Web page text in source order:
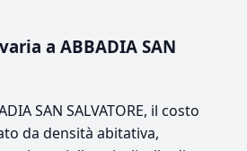
a ABBADIA SAN
SAN SALVATORE, il costo
da densità abitativa,